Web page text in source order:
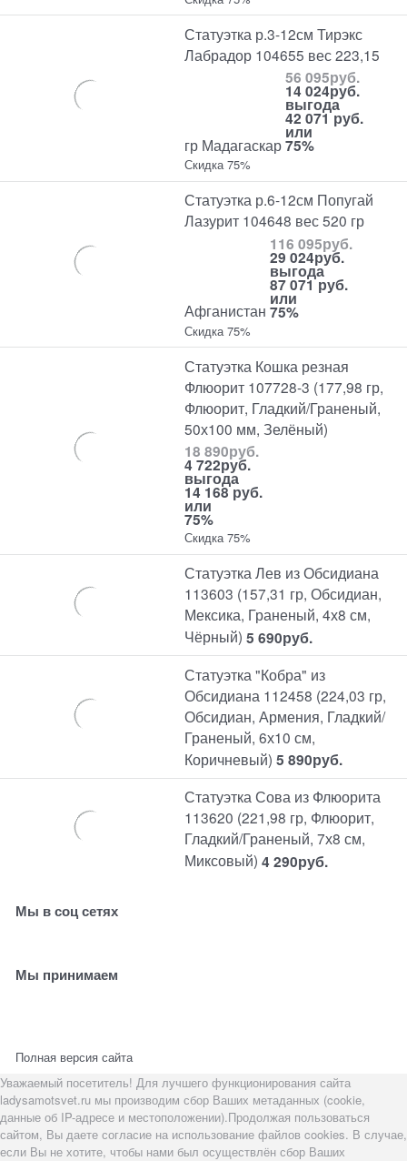
Статуэтка р.3-12см Тирэкс
Лабрадор 104655 вес 223,15
гр Мадагаскар
56 095руб.
14 024руб.
выгода
42 071 руб.
или
75%
Скидка 75%
Статуэтка р.6-12см Попугай
Лазурит 104648 вес 520 гр
Афганистан
116 095руб.
29 024руб.
выгода
87 071 руб.
или
75%
Скидка 75%
Статуэтка Кошка резная
Флюорит 107728-3 (177,98 гр,
Флюорит, Гладкий/Граненый,
50х100 мм, Зелёный)
18 890руб.
4 722руб.
выгода
14 168 руб.
или
75%
Скидка 75%
Статуэтка Лев из Обсидиана
113603 (157,31 гр, Обсидиан,
Мексика, Граненый, 4х8 см,
Чёрный) 5 690руб.
Статуэтка "Кобра" из
Обсидиана 112458 (224,03 гр,
Обсидиан, Армения, Гладкий/
Граненый, 6х10 см,
Коричневый) 5 890руб.
Статуэтка Сова из Флюорита
113620 (221,98 гр, Флюорит,
Гладкий/Граненый, 7х8 см,
Миксовый) 4 290руб.
Мы в соц сетях
Мы принимаем
Полная версия сайта
Уважаемый посетитель! Для лучшего функционирования сайта
ladysamotsvet.ru мы производим сбор Ваших метаданных (cookie,
данные об IP-адресе и местоположении).Продолжая пользоваться
сайтом, Вы даете согласие на использование файлов cookies. В случае,
если Вы не хотите, чтобы нами был осуществлён сбор Ваших